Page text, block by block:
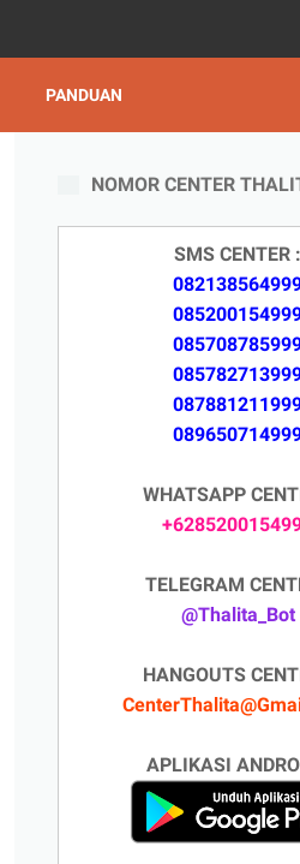
PANDUAN
NOMOR CENTER
SMS CENTER :
WHATSAPP
TELEGRAM
@Thalita_Bot
HANGOUTS
APLIKASI